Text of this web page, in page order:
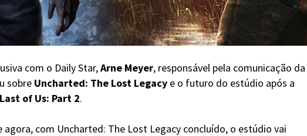
com o Daily Star,Arne Meyer, responsável pela comunicação da
sobre Uncharted: The Lost Legacye o futuro do estúdio após a
of Us: Part 2.
agora, com Uncharted: The Lost Legacy concluído, o estúdio vai